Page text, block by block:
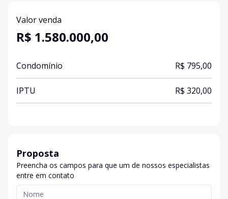
Valor venda
R$ 1.580.000,00
Condomínio R$ 795,00
IPTU R$ 320,00
Proposta
Preencha os campos para que um de nossos especialistas
entre em contato